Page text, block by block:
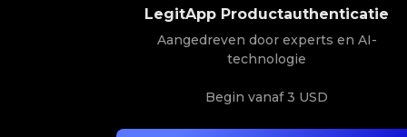
LegitApp Productauthenticatie
Aangedreven door experts en AI-
technologie
Begin vanaf3 USD